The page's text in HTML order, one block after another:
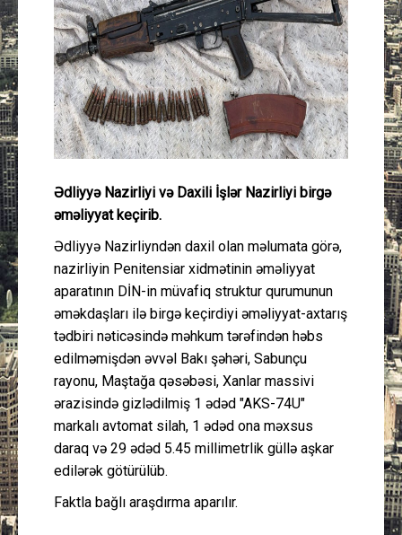
Müsahibə
İdman
Layihə
Gündəm
Peşə etikası
Əlaqə
Ədliyyə Nazirliyi və Daxili İşlər Nazirliyi birgə
əməliyyat keçirib.
Ədliyyə Nazirliyndən daxil olan məlumata görə,
nazirliyin Penitensiar xidmətinin əməliyyat
aparatının DİN-in müvafiq struktur qurumunun
əməkdaşları ilə birgə keçirdiyi əməliyyat-axtarış
tədbiri nəticəsində məhkum tərəfindən həbs
edilməmişdən əvvəl Bakı şəhəri, Sabunçu
rayonu, Maştağa qəsəbəsi, Xanlar massivi
ərazisində gizlədilmiş 1 ədəd "AKS-74U"
markalı avtomat silah, 1 ədəd ona məxsus
daraq və 29 ədəd 5.45 millimetrlik güllə aşkar
edilərək götürülüb.
Faktla bağlı araşdırma aparılır.